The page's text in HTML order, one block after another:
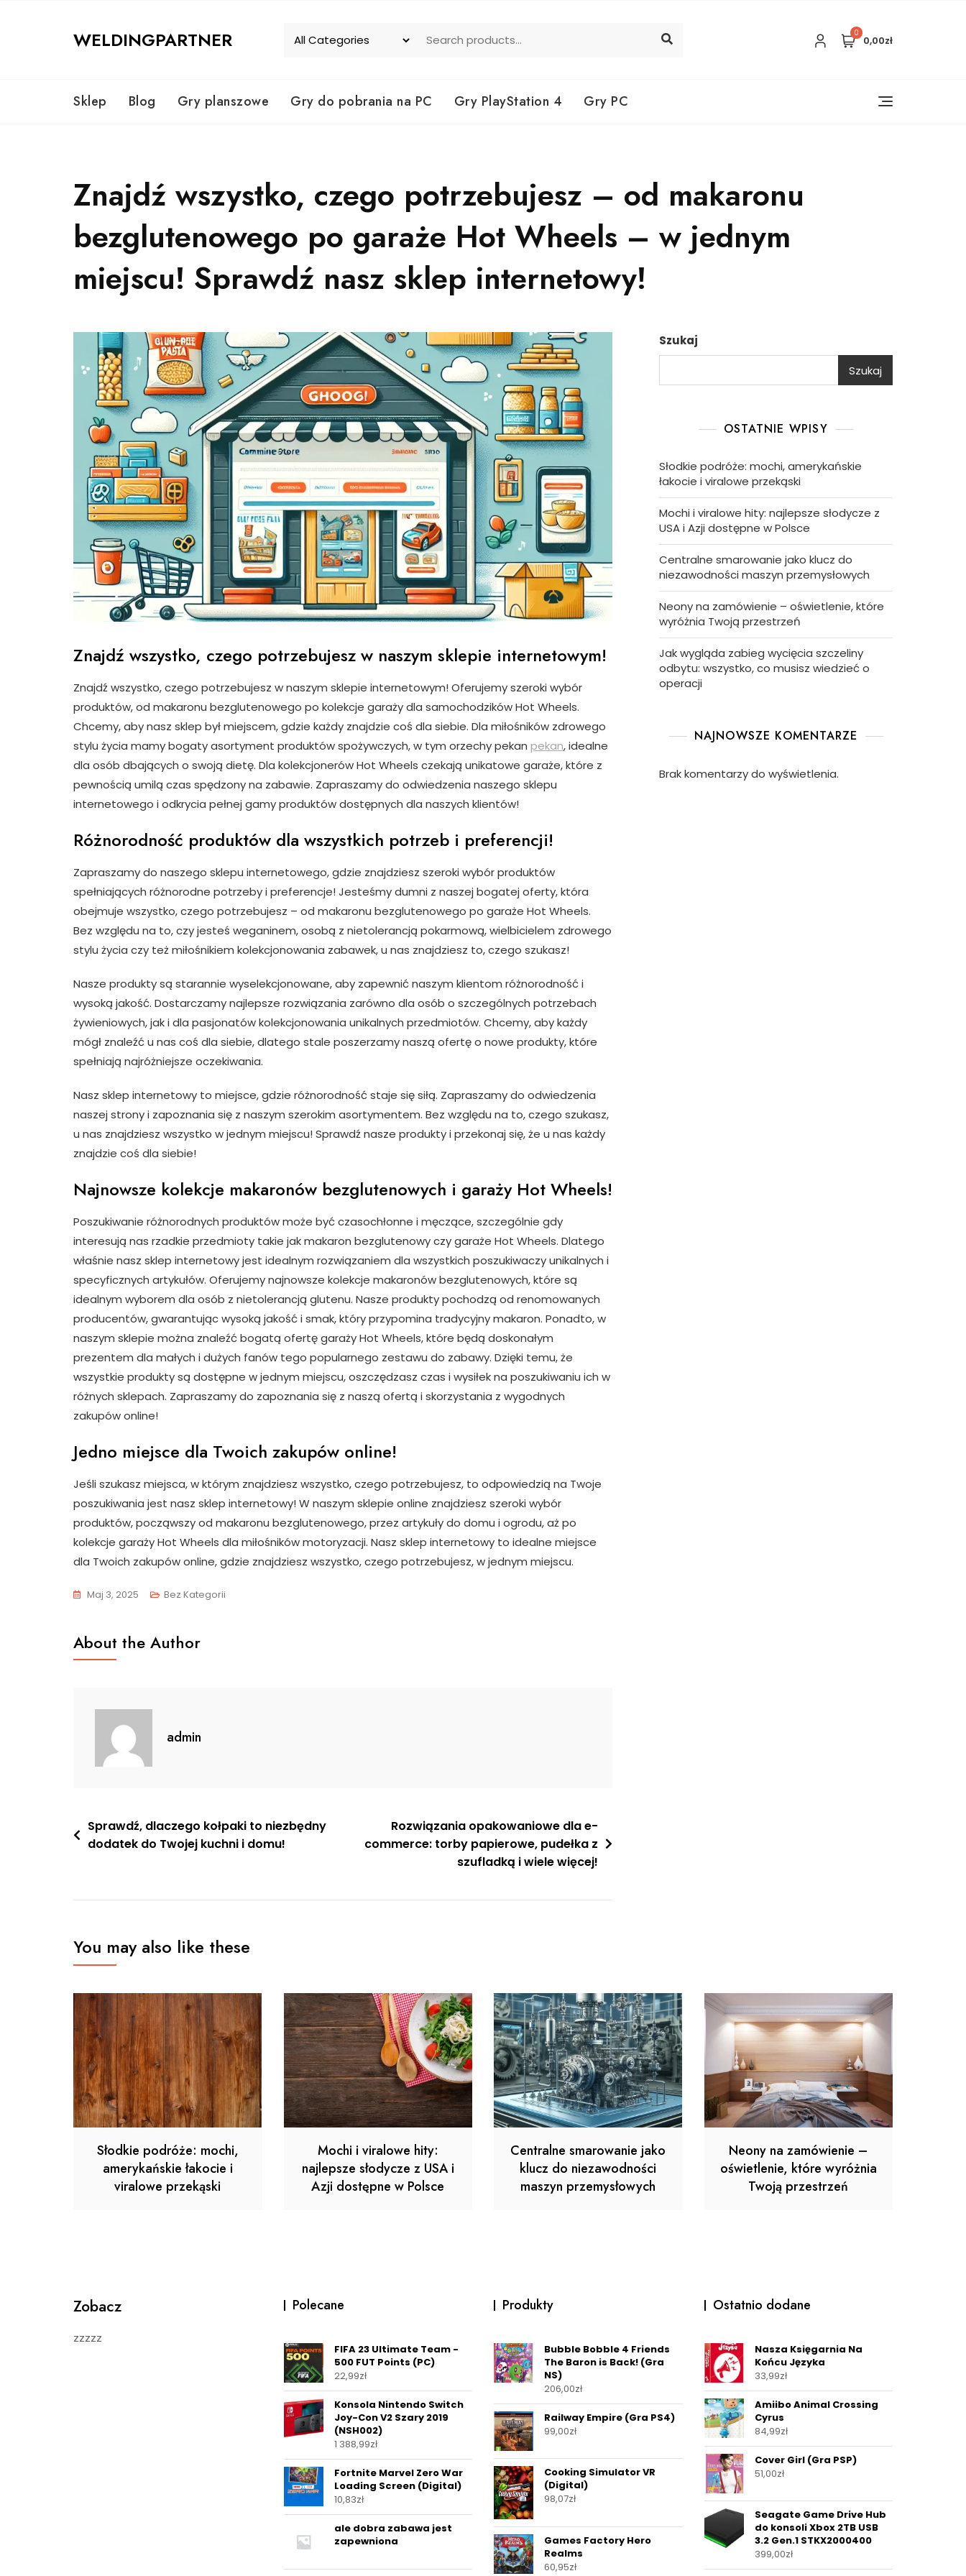
WELDINGPARTNER 0
0,00zł
Sklep Blog Gry planszowe Gry do pobrania na PC Gry PlayStation 4 Gry PC
Znajdź wszystko, czego potrzebujesz – od makaronu
bezglutenowego po garaże Hot Wheels – w jednym
miejscu! Sprawdź nasz sklep internetowy!
Znajdź wszystko, czego potrzebujesz w naszym sklepie internetowym!
Znajdź wszystko, czego potrzebujesz w naszym sklepie internetowym! Oferujemy szeroki wybór
produktów, od makaronu bezglutenowego po kolekcje garaży dla samochodzików Hot Wheels.
Chcemy, aby nasz sklep był miejscem, gdzie każdy znajdzie coś dla siebie. Dla miłośników zdrowego
stylu życia mamy bogaty asortyment produktów spożywczych, w tym orzechy pekan pekan, idealne
dla osób dbających o swoją dietę. Dla kolekcjonerów Hot Wheels czekają unikatowe garaże, które z
pewnością umilą czas spędzony na zabawie. Zapraszamy do odwiedzenia naszego sklepu
internetowego i odkrycia pełnej gamy produktów dostępnych dla naszych klientów!
Różnorodność produktów dla wszystkich potrzeb i preferencji!
Zapraszamy do naszego sklepu internetowego, gdzie znajdziesz szeroki wybór produktów
spełniających różnorodne potrzeby i preferencje! Jesteśmy dumni z naszej bogatej oferty, która
obejmuje wszystko, czego potrzebujesz – od makaronu bezglutenowego po garaże Hot Wheels.
Bez względu na to, czy jesteś weganinem, osobą z nietolerancją pokarmową, wielbicielem zdrowego
stylu życia czy też miłośnikiem kolekcjonowania zabawek, u nas znajdziesz to, czego szukasz!
Nasze produkty są starannie wyselekcjonowane, aby zapewnić naszym klientom różnorodność i
wysoką jakość. Dostarczamy najlepsze rozwiązania zarówno dla osób o szczególnych potrzebach
żywieniowych, jak i dla pasjonatów kolekcjonowania unikalnych przedmiotów. Chcemy, aby każdy
mógł znaleźć u nas coś dla siebie, dlatego stale poszerzamy naszą ofertę o nowe produkty, które
spełniają najróżniejsze oczekiwania.
Nasz sklep internetowy to miejsce, gdzie różnorodność staje się siłą. Zapraszamy do odwiedzenia
naszej strony i zapoznania się z naszym szerokim asortymentem. Bez względu na to, czego szukasz,
u nas znajdziesz wszystko w jednym miejscu! Sprawdź nasze produkty i przekonaj się, że u nas każdy
znajdzie coś dla siebie!
Najnowsze kolekcje makaronów bezglutenowych i garaży Hot Wheels!
Poszukiwanie różnorodnych produktów może być czasochłonne i męczące, szczególnie gdy
interesują nas rzadkie przedmioty takie jak makaron bezglutenowy czy garaże Hot Wheels. Dlatego
właśnie nasz sklep internetowy jest idealnym rozwiązaniem dla wszystkich poszukiwaczy unikalnych i
specyficznych artykułów. Oferujemy najnowsze kolekcje makaronów bezglutenowych, które są
idealnym wyborem dla osób z nietolerancją glutenu. Nasze produkty pochodzą od renomowanych
producentów, gwarantując wysoką jakość i smak, który przypomina tradycyjny makaron. Ponadto, w
naszym sklepie można znaleźć bogatą ofertę garaży Hot Wheels, które będą doskonałym
prezentem dla małych i dużych fanów tego popularnego zestawu do zabawy. Dzięki temu, że
wszystkie produkty są dostępne w jednym miejscu, oszczędzasz czas i wysiłek na poszukiwaniu ich w
różnych sklepach. Zapraszamy do zapoznania się z naszą ofertą i skorzystania z wygodnych
zakupów online!
Jedno miejsce dla Twoich zakupów online!
Jeśli szukasz miejsca, w którym znajdziesz wszystko, czego potrzebujesz, to odpowiedzią na Twoje
poszukiwania jest nasz sklep internetowy! W naszym sklepie online znajdziesz szeroki wybór
produktów, począwszy od makaronu bezglutenowego, przez artykuły do domu i ogrodu, aż po
kolekcje garaży Hot Wheels dla miłośników motoryzacji. Nasz sklep internetowy to idealne miejsce
dla Twoich zakupów online, gdzie znajdziesz wszystko, czego potrzebujesz, w jednym miejscu.
Maj 3, 2025 Bez Kategorii
About the Author
admin
Nawigacja
wpisu
Sprawdź, dlaczego kołpaki to niezbędny
dodatek do Twojej kuchni i domu!
Rozwiązania opakowaniowe dla e-
commerce: torby papierowe, pudełka z
szufladką i wiele więcej!
Szukaj
Szukaj
OSTATNIE WPISY
Słodkie podróże: mochi, amerykańskie
łakocie i viralowe przekąski
Mochi i viralowe hity: najlepsze słodycze z
USA i Azji dostępne w Polsce
Centralne smarowanie jako klucz do
niezawodności maszyn przemysłowych
Neony na zamówienie – oświetlenie, które
wyróżnia Twoją przestrzeń
Jak wygląda zabieg wycięcia szczeliny
odbytu: wszystko, co musisz wiedzieć o
operacji
NAJNOWSZE KOMENTARZE
Brak komentarzy do wyświetlenia.
You may also like these
Słodkie podróże: mochi,
amerykańskie łakocie i
viralowe przekąski
Mochi i viralowe hity:
najlepsze słodycze z USA i
Azji dostępne w Polsce
Centralne smarowanie jako
klucz do niezawodności
maszyn przemysłowych
Neony na zamówienie –
oświetlenie, które wyróżnia
Twoją przestrzeń
Zobacz
zzzzz
Polecane
FIFA 23 Ultimate Team -
500 FUT Points (PC)
22,99zł
Konsola Nintendo Switch
Joy-Con V2 Szary 2019
(NSH002)
1 388,99zł
Fortnite Marvel Zero War
Loading Screen (Digital)
10,83zł
ale dobra zabawa jest
zapewniona
Produkty
Bubble Bobble 4 Friends
The Baron is Back! (Gra
NS)
206,00zł
Railway Empire (Gra PS4)
99,00zł
Cooking Simulator VR
(Digital)
98,07zł
Games Factory Hero
Realms
60,95zł
Ostatnio dodane
Nasza Księgarnia Na
Końcu Języka
33,99zł
Amiibo Animal Crossing
Cyrus
84,99zł
Cover Girl (Gra PSP)
51,00zł
Seagate Game Drive Hub
do konsoli Xbox 2TB USB
3.2 Gen.1 STKX2000400
399,00zł